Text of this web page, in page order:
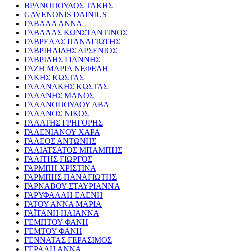
ΒΡΑΝΟΠΟΥΛΟΣ ΤΑΚΗΣ
GAVENONIS DAINIUS
ΓΑΒΑΛΑ ΑΝΝΑ
ΓΑΒΑΛΑΣ ΚΩΝΣΤΑΝΤΙΝΟΣ
ΓΑΒΡΕΛΑΣ ΠΑΝΑΓΙΩΤΗΣ
ΓΑΒΡΙΗΛΙΔΗΣ ΑΡΣΕΝΙΟΣ
ΓΑΒΡΙΛΗΣ ΓΙΑΝΝΗΣ
ΓΑΖΗ ΜΑΡΙΑ ΝΕΦΕΛΗ
ΓΑΚΗΣ ΚΩΣΤΑΣ
ΓΑΛΑΝΑΚΗΣ ΚΩΣΤΑΣ
ΓΑΛΑΝΗΣ ΜΑΝΟΣ
ΓΑΛΑΝΟΠΟΥΛΟΥ ΑΒΑ
ΓΑΛΑΝΟΣ ΝΙΚΟΣ
ΓΑΛΑΤΗΣ ΓΡΗΓΟΡΗΣ
ΓΑΛΕΝΙΑΝΟΥ ΧΑΡΑ
ΓΑΛΕΟΣ ΑΝΤΩΝΗΣ
ΓΑΛΙΑΤΣΑΤΟΣ ΜΠΑΜΠΗΣ
ΓΑΛΙΤΗΣ ΓΙΩΡΓΟΣ
ΓΑΡΜΠΗ ΧΡΙΣΤΙΝΑ
ΓΑΡΜΠΗΣ ΠΑΝΑΓΙΩΤΗΣ
ΓΑΡΝΑΒΟΥ ΣΤΑΥΡΙΑΝΝΑ
ΓΑΡΥΦΑΛΛΗ ΕΛΕΝΗ
ΓΑΤΟΥ ΑΝΝΑ ΜΑΡΙΑ
ΓΑΪΤΑΝΗ ΗΛΙΑΝΝΑ
ΓΕΜΠΤΟΥ ΦΑΝΗ
ΓΕΜΤΟΥ ΦΑΝΗ
ΓΕΝΝΑΤΑΣ ΓΕΡΑΣΙΜΟΣ